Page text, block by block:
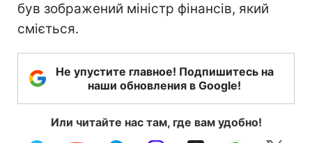
був зображений міністр фінансів, який
сміється.
Не упустите главное! Подпишитесь на
наши обновления в Google!
Или читайте нас там, где вам удобно!